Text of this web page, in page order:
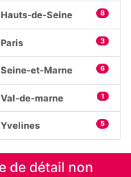
Hauts-de-Seine 8
Paris 3
Seine-et-Marne 6
Val-de-marne 1
Yvelines 5
de détail non